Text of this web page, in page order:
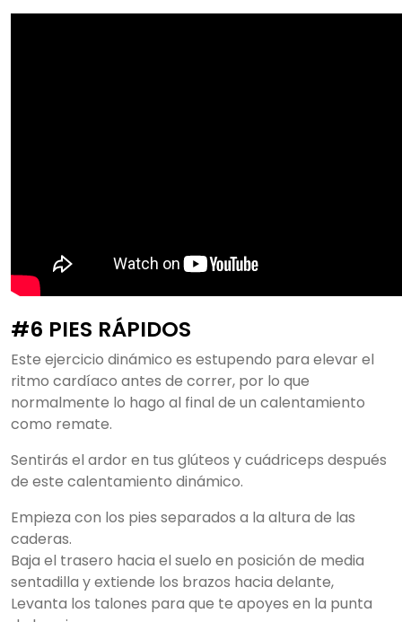
#6 PIES RÁPIDOS
Este ejercicio dinámico es estupendo para elevar el
ritmo cardíaco antes de correr, por lo que
normalmente lo hago al final de un calentamiento
como remate.
Sentirás el ardor en tus glúteos y cuádriceps después
de este calentamiento dinámico.
Empieza con los pies separados a la altura de las
caderas.
Baja el trasero hacia el suelo en posición de media
sentadilla y extiende los brazos hacia delante,
Levanta los talones para que te apoyes en la punta